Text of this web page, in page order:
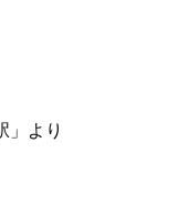
」より